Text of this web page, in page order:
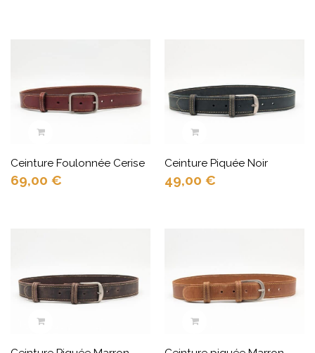
Ceinture Foulonnée Cerise
69,00 €
Ceinture Piquée Noir
49,00 €